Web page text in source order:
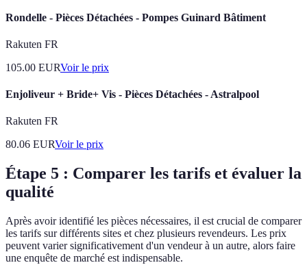
Rondelle - Pièces Détachées - Pompes Guinard Bâtiment
Rakuten FR
105.00 EURVoir le prix
Enjoliveur + Bride+ Vis - Pièces Détachées - Astralpool
Rakuten FR
80.06 EURVoir le prix
Étape 5 : Comparer les tarifs et évaluer la
qualité
Après avoir identifié les pièces nécessaires, il est crucial de comparer
les tarifs sur différents sites et chez plusieurs revendeurs. Les prix
peuvent varier significativement d'un vendeur à un autre, alors faire
une enquête de marché est indispensable.